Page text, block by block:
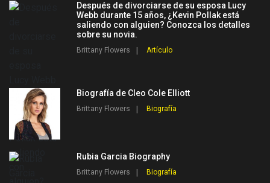
Después de divorciarse de su esposa Lucy
Webb durante 15 años, ¿Kevin Pollak está
saliendo con alguien? Conozca los detalles
sobre su novia.
Brittany Flowers Artículo
Biografía de Cleo Cole Elliott
Brittany Flowers Biografía
Rubia Garcia Biography
Brittany Flowers Biografía